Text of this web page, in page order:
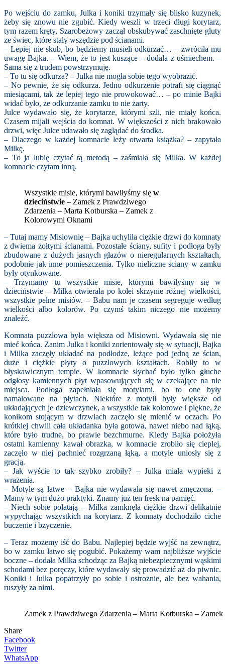
Po wejściu do zamku, Julka i koniki trzymały się blisko kuzynek,
żeby się znowu nie zgubić. Kiedy weszli w trzeci długi korytarz,
tym razem kręty, Szarobeżowy zaczął obskubywać zaschnięte gluty
ze świec, które stały wszędzie pod ścianami.
– Lepiej nie skub, bo będziemy musieli odkurzać… – zwróciła mu
uwagę Bajka. – Wiem, że to jest kuszące – dodała z uśmiechem. –
Sama się z trudem powstrzymuję.
– To tu się odkurza? – Julka nie mogła sobie tego wyobrazić.
– No pewnie, że się odkurza. Jedno odkurzenie potrafi się ciągnąć
miesiącami, tak że lepiej tego nie prowokować… – po minie Bajki
widać było, że odkurzanie zamku to nie żarty.
Julce wydawało się, że korytarze, którymi szli, nie miały końca.
Czasem mijali wejścia do komnat. W większości z nich brakowało
drzwi, więc Julce udawało się zaglądać do środka.
– Dlaczego w każdej komnacie leży otwarta książka? – zapytała
Milkę.
– To ja lubię czytać tą metodą – zaśmiała się Milka. W każdej
komnacie czytam inną.
Wszystkie misie, którymi bawiłyśmy się w
dzieciństwie – Zamek z Prawdziwego
Zdarzenia – Marta Kotburska – Zamek z
Kolorowymi Oknami
– Tutaj mamy Misiownię – Bajka uchyliła ciężkie drzwi do komnaty
z dwiema żołtymi ścianami. Pozostałe ściany, sufity i podłoga były
zbudowane z dużych jasnych głazów o nieregularnych kształtach,
podobnie jak inne pomieszczenia. Tylko nieliczne ściany w zamku
były otynkowane.
– Trzymamy tu wszystkie misie, którymi bawiłyśmy się w
dzieciństwie – Milka otwierała po kolei skrzynie różnej wielkości,
wszystkie pełne misiów. – Babu nam je czasem segreguje według
wielkości albo kolorów. Po czymś takim niczego nie możemy
znaleźć.
Komnata puzzlowa była większa od Misiowni. Wydawała się nie
mieć końca. Zanim Julka i koniki zorientowały się w sytuacji, Bajka
i Milka zaczęły układać na podłodze, leżące pod jedną ze ścian,
duże i ciężkie płyty o puzzlowych kształtach. Robiły to w
błyskawicznym tempie. W komnacie słychać było tylko głuche
odgłosy kamiennych płyt wpasowujących się w czekające na nie
miejsca. Podłoga zapełniała się motylami, bo to one były
namalowane na płytach. Niektóre z motyli były większe od
układających je dziewczynek, a wszystkie tak kolorowe i piękne, że
konikom stojącym w drzwiach zaczęło się mienić w oczach. Po
krótkiej chwili cała układanka była gotowa, nawet niebo nad łąką,
które było trudne, bo prawie bezchmurne. Kiedy Bajka położyła
ostatni kamienny kawał obrazka, w komnacie zrobiło się cieplej,
zaczęło w niej pachnieć rozgrzaną łąką, a motyle uniosły się z
gracją.
– Jak wyście to tak szybko zrobiły? – Julka miała wypieki z
wrażenia.
– Motyle są łatwe – Bajka nie wydawała się nawet zmęczona. –
Mamy w tym dużo praktyki. Znamy już ten fresk na pamięć.
– Niech sobie polatają – Milka zamknęła ciężkie drzwi delikatnie
wypychając wszystkich na korytarz. Z komnaty dochodziło ciche
buczenie i bzyczenie.
– Teraz możemy iść do Babu. Najlepiej będzie wyjść na zewnątrz,
bo w zamku łatwo się pogubić. Pokażemy wam najbliższe wyjście
boczne – dodała Milka schodząc za Bajką niebezpiecznymi wąskimi
schodami bez poręczy, które wydawały się prowadzić aż do piwnic.
Koniki i Julka popatrzyły po sobie i ostrożnie, ale bez wahania,
ruszyły za nimi.
Zamek z Prawdziwego Zdarzenia – Marta Kotburska –
Share
Facebook
Twitter
WhatsApp